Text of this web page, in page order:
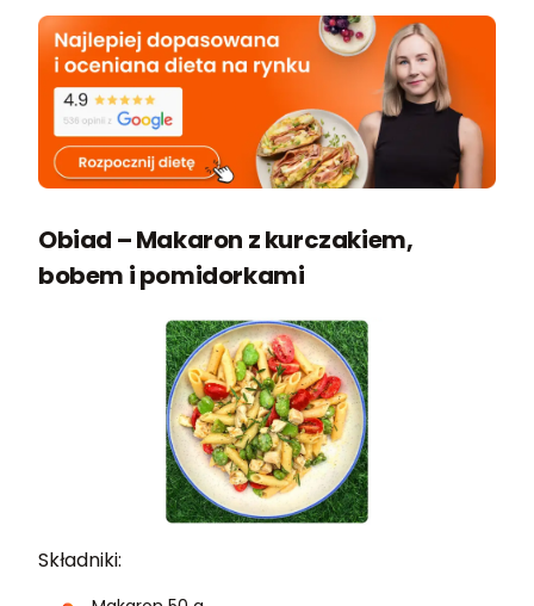
Obiad – Makaron z kurczakiem,
bobem i pomidorkami
Składniki: